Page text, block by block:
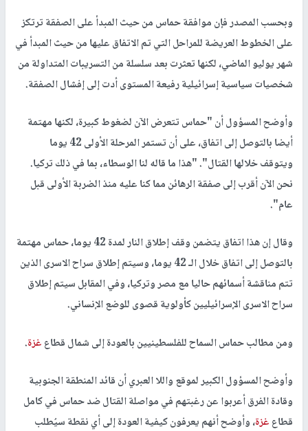
وبحسب المصدر فإن موافقة حماس من حيث المبدأ على الصفقة ترتكز
على الخطوط العريضة للمراحل التي تم الاتفاق عليها من حيث المبدأ في
شهر يوليو الماضي، لكنها تعثرت بعد سلسلة من التسريبات المتداولة من
شخصيات سياسية إسرائيلية رفيعة المستوى أدت إلى إفشال الصفقة.
وأوضح المسؤول أن "حماس تتعرض الآن لضغوط كبيرة، لكنها مهتمة
أيضا بالتوصل إلى اتفاق، على أن تستمر المرحلة الأولى 42 يوما
ويتوقف خلالها القتال". "هذا ما قاله لنا الوسطاء، بما في ذلك تركيا.
نحن الآن أقرب إلى صفقة الرهائن مما كنا عليه منذ الضربة الأولى قبل
عام".
وقال إن هذا اتفاق يتضمن وقف إطلاق النار لمدة 42 يوما، حماس مهتمة
بالتوصل إلى اتفاق خلال الـ 42 يوما، وسيتم إطلاق سراح الاسرى الذين
تتم مناقشة أسمائهم حاليا مع مصر وتركيا، وفي المقابل سيتم إطلاق
سراح الاسرى الإسرائيليين كأولوية قصوى للوضع الإنساني.
ومن مطالب حماس السماح للفلسطينيين بالعودة إلى شمال قطاعغزة.
وأوضح المسؤول الكبير لموقع واللا العبري أن قائد المنطقة الجنوبية
وقادة الفرق أعربوا عن رغبتهم في مواصلة القتال ضد حماس في كامل
قطاعغزة، وأوضح أنهم يعرفون كيفية العودة إلى أي نقطة سيُطلب